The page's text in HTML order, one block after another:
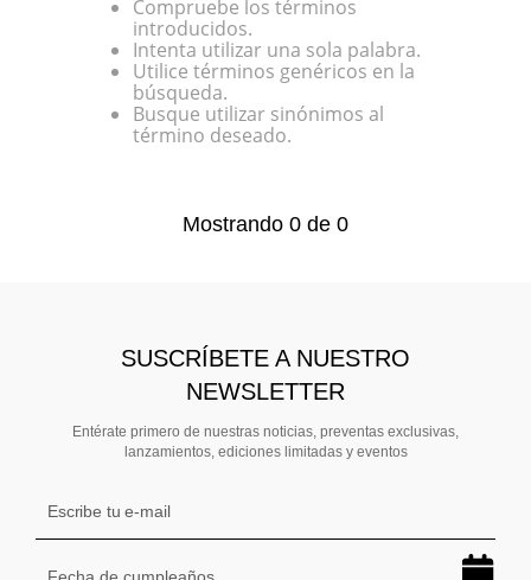
Compruebe los términos
introducidos.
Intenta utilizar una sola palabra.
Utilice términos genéricos en la
búsqueda.
Busque utilizar sinónimos al
término deseado.
Mostrando 0 de 0
SUSCRÍBETE A NUESTRO
NEWSLETTER
Entérate primero de nuestras noticias, preventas exclusivas,
lanzamientos, ediciones limitadas y eventos